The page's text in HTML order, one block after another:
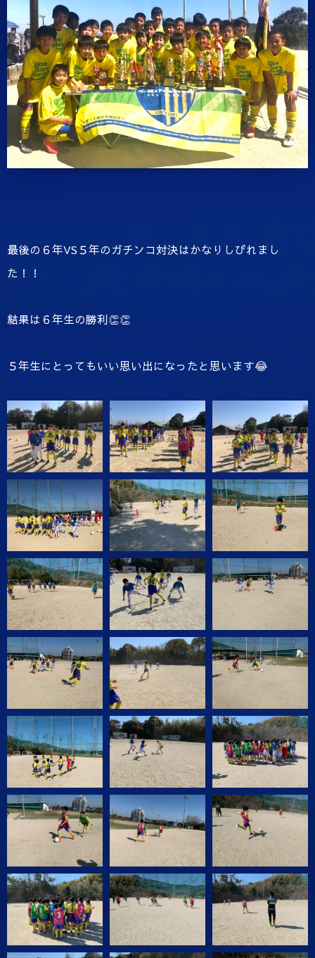
最後の６年VS５年のガチンコ対決はかなりしびれまし
た！！
結果は６年生の勝利👏👏
５年生にとってもいい思い出になったと思います😂